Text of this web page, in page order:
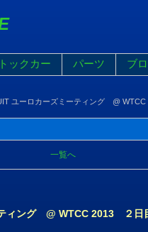
ックカー パーツ ブ
ユーロカーズミーティング @
一覧へ
ィング @ WTCC 2013 ２日